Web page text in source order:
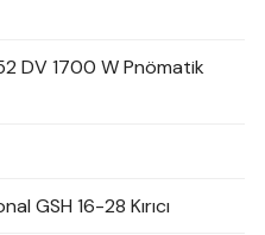
DV 1700 W Pnömatik
GSH 16-28 Kırıcı